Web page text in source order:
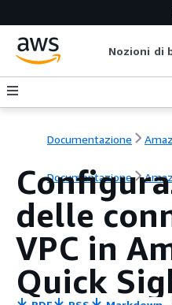
Nozioni di
Documentazione
Documentazione
delle
VPC in
Quick